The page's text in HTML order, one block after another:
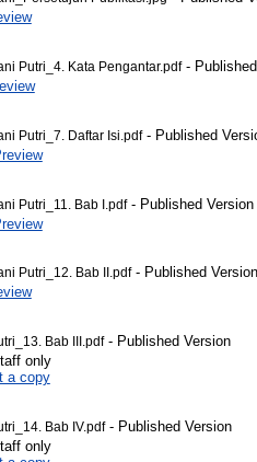
Putri_4. Kata Pengantar.pdf-
Putri_7. Daftar Isi.pdf- Published
Putri_11. Bab I.pdf- Published Version
Putri_12. Bab II.pdf- Published Version
Bab III.pdf- Published Version
only
a copy
Bab IV.pdf- Published Version
only